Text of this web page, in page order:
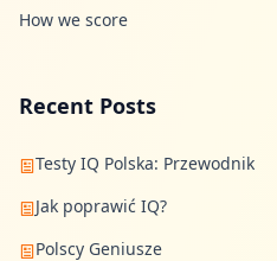
How we score
Recent Posts
Testy IQ Polska: Przewodnik
Jak poprawić IQ?
Polscy Geniusze